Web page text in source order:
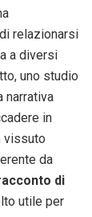
relazionarsi
a diversi
uno studio
narrativa
in
vissuto
da
di
utile per